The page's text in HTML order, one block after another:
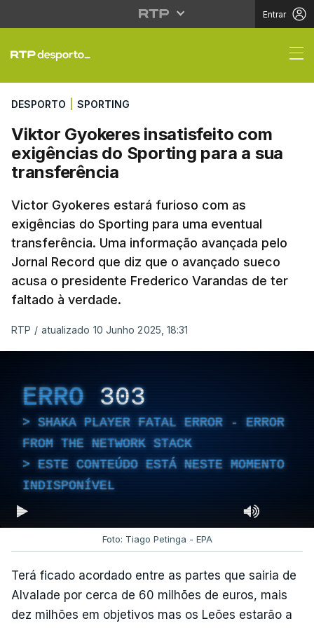
Entrar
Viktor Gyokeres
DESPORTO SPORTING
Viktor Gyokeres insatisfeito com
exigências do Sporting para a sua
transferência
Victor Gyokeres estará furioso com as
exigências do Sporting para uma eventual
transferência. Uma informação avançada pelo
Jornal Record que diz que o avançado sueco
acusa o presidente Frederico Varandas de ter
faltado à verdade.
RTP / atualizado 10 Junho 2025, 18:31
ERRO 303
SHAKA PLAYER FATAL ERROR - ERROR
FROM THE NETWORK STACK
ESTE CONTEÚDO ESTÁ NESTE MOMENTO
INDISPONÍVEL
Foto: Tiago Petinga - EPA
Terá ficado acordado entre as partes que sairia de
Alvalade por cerca de 60 milhões de euros, mais
dez milhões em objetivos mas os Leões estarão a